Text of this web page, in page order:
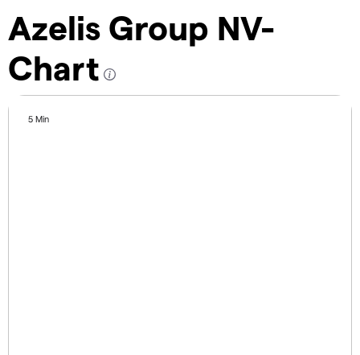
Azelis Group NV-
Chart
5 Min